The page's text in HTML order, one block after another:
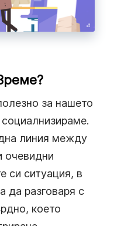
за нашето
линия между
очевидни
си ситуация, в
да разговаря с
което